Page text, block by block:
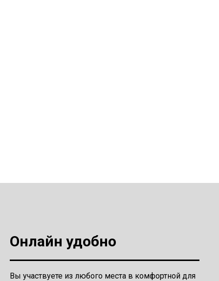
Онлайн удобно
Вы участвуете из любого места в комфортной для